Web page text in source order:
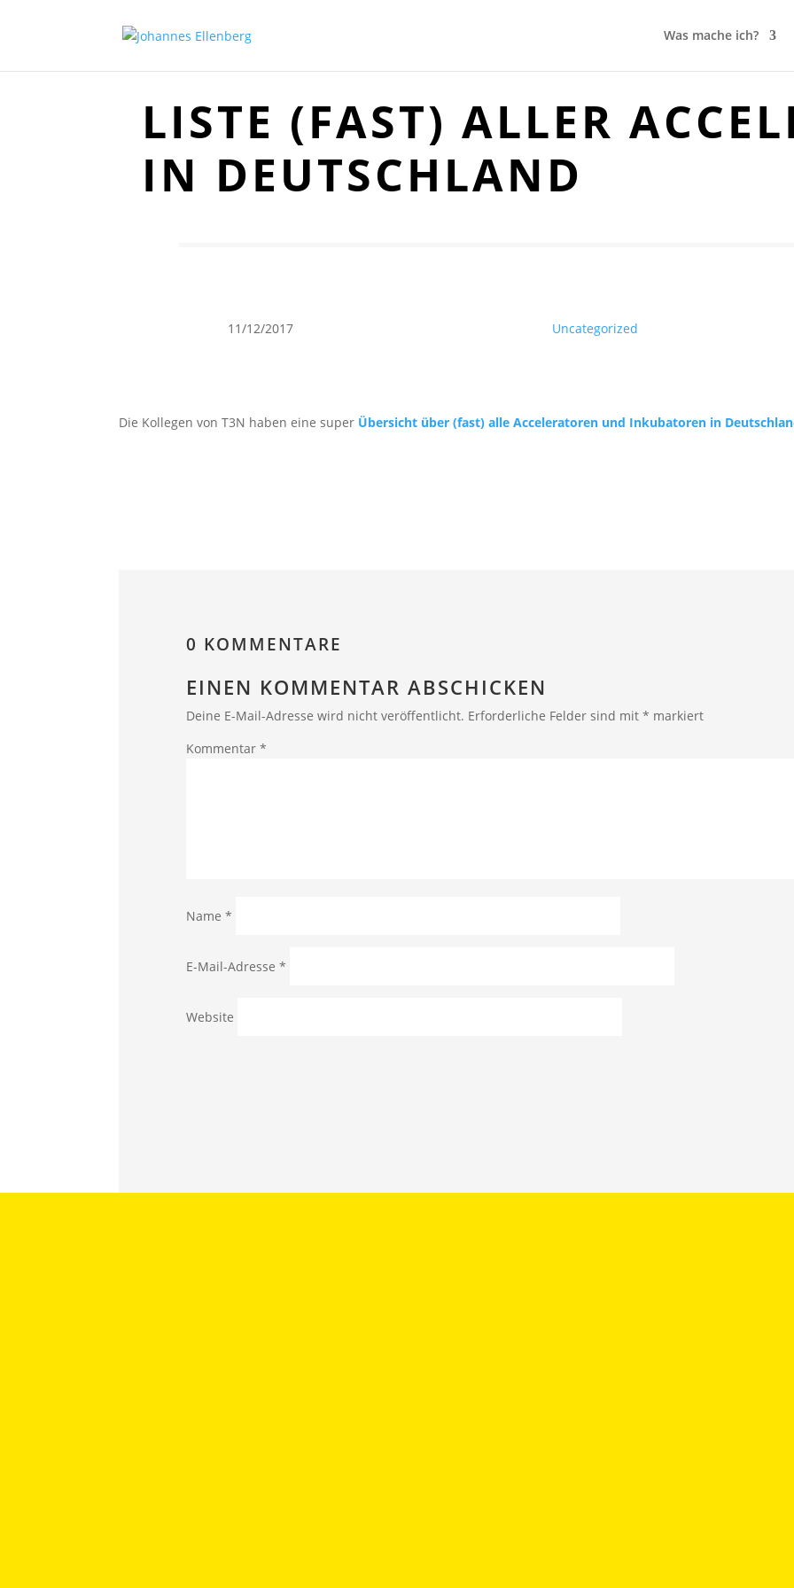
Was mache ich?
LISTE (FAST) ALLER
IN DEUTSCHLAND
11/12/2017 Uncategorized
Die Kollegen von T3N haben eine super Übersicht über (fast) alle Acceleratoren und Inkubatoren in
0 KOMMENTARE
EINEN KOMMENTAR ABSCHICKEN
Deine E-Mail-Adresse wird nicht veröffentlicht. Erforderliche Felder sind mit * markiert
Kommentar *
Name *
E-Mail-Adresse *
Website